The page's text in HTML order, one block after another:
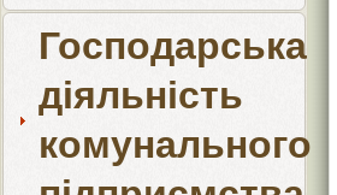
Господарська
діяльність
комунального